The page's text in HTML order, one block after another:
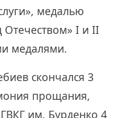
медалью
Отечеством» I и II
медалями.
скончался 3
прощания,
им. Бурденко 4